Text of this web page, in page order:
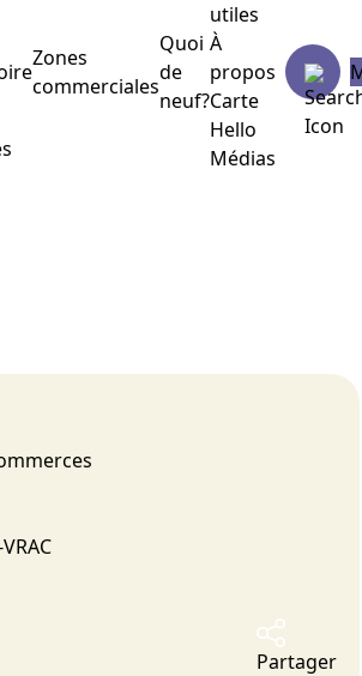
Zones
commerciales
Quoi
de
neuf?
utiles
À
propos
Carte
Hello
Médias
Partager